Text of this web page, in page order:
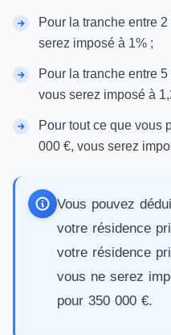
Pour la tranche entre
serez imposé à 1% ;
Pour la tranche entre
vous serez imposé à
Pour tout ce que vous
000 €, vous serez
Vous pouvez
votre résidence
votre résidence
vous ne serez
pour 350 000 €.